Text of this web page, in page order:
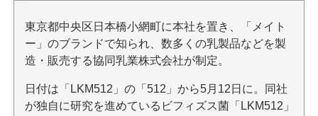
東京都中央区日本橋小網町に本社を置き、「メイト
ー」のブランドで知られ、数多くの乳製品などを製
造・販売する協同乳業株式会社が制定。
日付は「LKM512」の「512」から5月12日に。同社
が独自に研究を進めているビフィズス菌「LKM512」